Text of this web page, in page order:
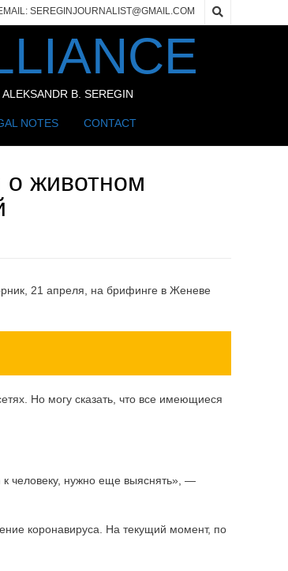
SEREGINJOURNALIST@GMAIL.COM
B. SEREGIN
NOTES CONTACT
о животном
21 апреля, на брифинге в Женеве
Но могу сказать, что все имеющиеся
к человеку, нужно еще выяснять», —
коронавируса. На текущий момент, по